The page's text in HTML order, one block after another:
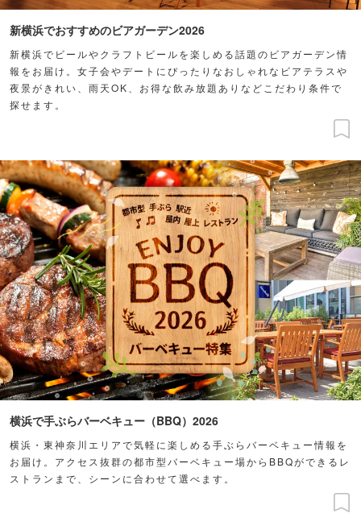
新横浜でおすすめのビアガーデン2026
新横浜でビールやクラフトビールを楽しめる話題のビアガーデン情
報をお届け。女子会やデートにぴったりなおしゃれなビアテラスや
夜景がきれい、雨天OK、お得な飲み放題ありなどこだわり条件で
探せます。
横浜で手ぶらバーベキュー（BBQ）2026
横浜・東神奈川エリアで気軽に楽しめる手ぶらバーベキュー情報を
お届け。アクセス抜群の都市型バーベキュー場からBBQができるレ
ストランまで、シーンに合わせて選べます。